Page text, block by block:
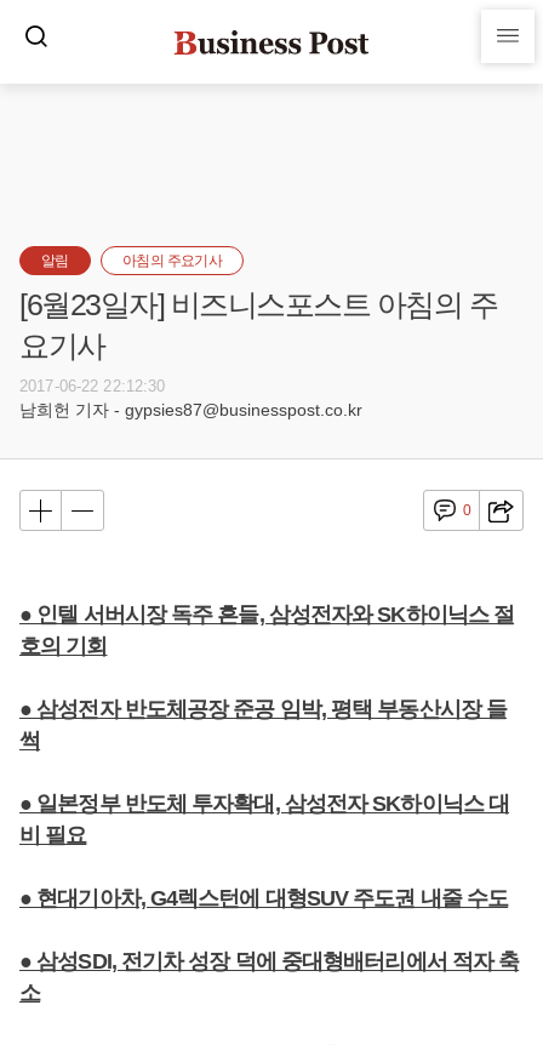
알림 아침의 주요기사
[6월23일자] 비즈니스포스트 아침의 주
요기사
2017-06-22 22:12:30
남희헌 기자 - gypsies87@businesspost.co.kr
0
● 인텔 서버시장 독주 흔들, 삼성전자와 SK하이닉스 절
호의 기회
● 삼성전자 반도체공장 준공 임박, 평택 부동산시장 들
썩
● 일본정부 반도체 투자확대, 삼성전자 SK하이닉스 대
비 필요
● 현대기아차, G4렉스턴에 대형SUV 주도권 내줄 수도
● 삼성SDI, 전기차 성장 덕에 중대형배터리에서 적자 축
소